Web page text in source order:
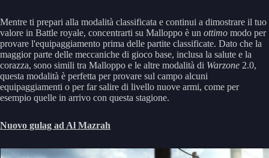
Mentre ti prepari alla modalità classificata e continui a dimostrare il tuo
valore in Battle royale, concentrarti su Malloppo è un ottimo modo per
provare l'equipaggiamento prima delle partite classificate. Dato che la
maggior parte delle meccaniche di gioco base, inclusa la salute e la
corazza, sono simili tra Malloppo e le altre modalità di Warzone 2.0,
questa modalità è perfetta per provare sul campo alcuni
equipaggiamenti o per far salire di livello nuove armi, come per
esempio quelle in arrivo con questa stagione.
Nuovo gulag ad Al Mazrah